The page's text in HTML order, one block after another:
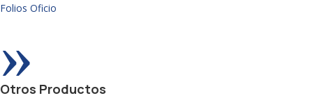
Folios Oficio
»
Otros Productos